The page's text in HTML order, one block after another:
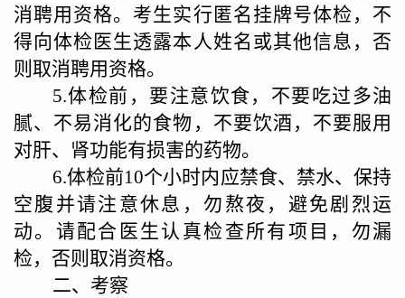
消聘用资格。考生实行匿名挂牌号体检，不
得向体检医生透露本人姓名或其他信息，否
则取消聘用资格。
5.体检前，要注意饮食，不要吃过多油
腻、不易消化的食物，不要饮酒，不要服用
对肝、肾功能有损害的药物。
6.体检前10个小时内应禁食、禁水、保持
空腹并请注意休息，勿熬夜，避免剧烈运
动。请配合医生认真检查所有项目，勿漏
检，否则取消资格。
二、考察